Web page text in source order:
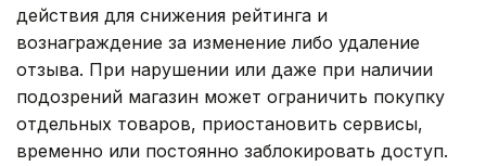
действия для снижения рейтинга и
вознаграждение за изменение либо удаление
отзыва. При нарушении или даже при наличии
подозрений магазин может ограничить покупку
отдельных товаров, приостановить сервисы,
временно или постоянно заблокировать доступ.